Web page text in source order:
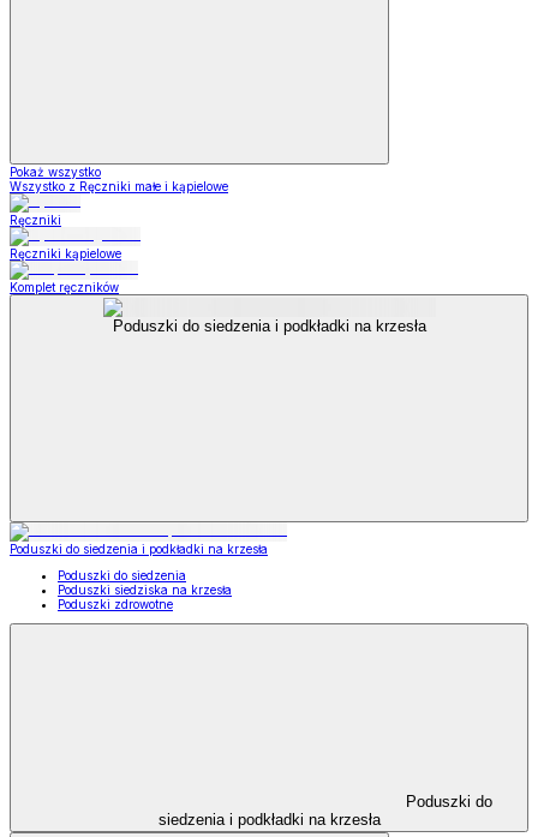
Pokaż wszystko
Wszystko z Ręczniki małe i kąpielowe
Ręczniki
Ręczniki kąpielowe
Komplet ręczników
Poduszki do siedzenia i podkładki na krzesła
Poduszki do siedzenia i podkładki na krzesła
Poduszki do siedzenia
Poduszki siedziska na krzesła
Poduszki zdrowotne
Poduszki do
siedzenia i podkładki na krzesła